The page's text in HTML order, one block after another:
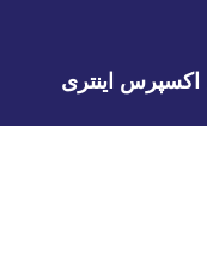
اینتری